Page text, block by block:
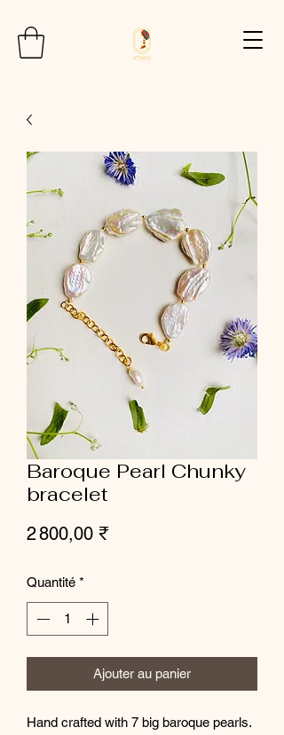
Baroque Pearl Chunky
bracelet
2 800,00 ₹Prix
Quantité *
Ajouter au panier
Hand crafted with 7 big baroque pearls.